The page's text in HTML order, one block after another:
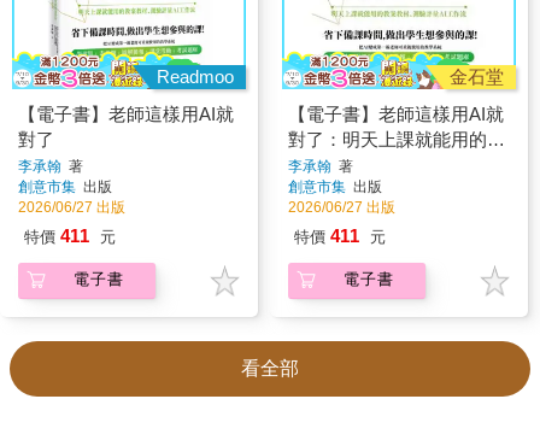
Readmoo
【電子書】老師這樣用AI就
對了
李承翰 著
創意市集 出版
2026/06/27 出版
特價 411 元
電子書
金石堂
【電子書】老師這樣用AI就
對了：明天上課就能用的教
案教材、測驗評量AI工作流
李承翰 著
創意市集 出版
2026/06/27 出版
特價 411 元
電子書
看全部